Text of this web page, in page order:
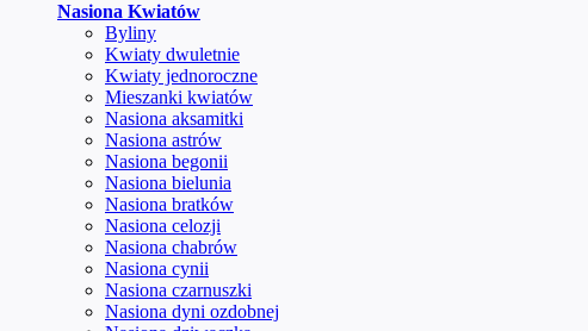
Nasiona Kwiatów
Byliny
Kwiaty dwuletnie
Kwiaty jednoroczne
Mieszanki kwiatów
Nasiona aksamitki
Nasiona astrów
Nasiona begonii
Nasiona bielunia
Nasiona bratków
Nasiona celozji
Nasiona chabrów
Nasiona cynii
Nasiona czarnuszki
Nasiona dyni ozdobnej